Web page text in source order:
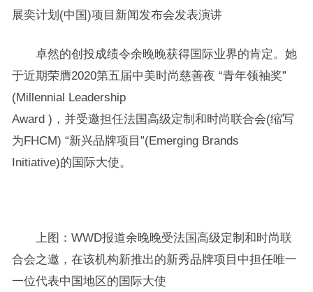
展奕计划(中国)项目新闻发布会发表演讲
卓然的创投成绩令余晚晚获得国际业界的肯定。她
于近期荣膺2020第五届中美时尚慈善夜 “青年领袖奖”
(Millennial Leadership
Award )，并受邀担任法国高级定制和时尚联合会(缩写
为FHCM) “新兴品牌项目”(Emerging Brands
Initiative)的国际大使。
上图：WWD报道余晚晚受法国高级定制和时尚联
合会之邀，在该机构新推出的新秀品牌项目中担任唯一
一位代表中国地区的国际大使